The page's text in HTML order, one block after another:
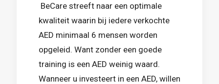
BeCare streeft naar een optimale
kwaliteit waarin bij iedere verkochte
AED minimaal 6 mensen worden
opgeleid. Want zonder een goede
training is een AED weinig waard.
Wanneer u investeert in een AED, willen